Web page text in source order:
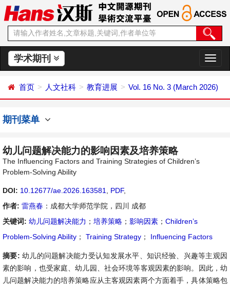
学术期刊
切
换
航
首页 人文社科 教育进展 Vol. 16 No. 3 (March 2026)
期刊菜单
幼儿问题解决能力的影响因素及培养策略
The Influencing Factors and Training Strategies of Children’s
Problem-Solving Ability
DOI: 10.12677/ae.2026.163581 PDF,
作者: 雷燕春 ：成都大学师范学院，四川 成都
关键词: 幼儿问题解决能力 ； 培养策略 ； 影响因素 ； Children’s
Problem-Solving Ability ； Training Strategy ； Influencing Factors
摘要: 幼儿的问题解决能力受认知发展水平、知识经验、兴趣等主观因
素的影响，也受家庭、幼儿园、社会环境等客观因素的影响。因此，幼
儿问题解决能力的培养策略应从主客观因素两个方面着手，具体策略包